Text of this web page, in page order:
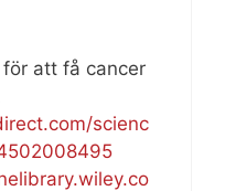
att få cancer
scienc